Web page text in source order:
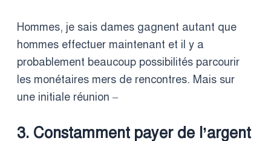
Hommes, je sais dames gagnent autant que
hommes effectuer maintenant et il y a
probablement beaucoup possibilités parcourir
les monétaires mers de rencontres. Mais sur
une initiale réunion –
3. Constamment payer de l’argent